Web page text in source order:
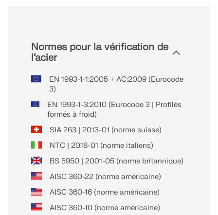
Normes pour la vérification de
l’acier
EN 1993-1-1:2005 + AC:2009 (Eurocode
3)
EN 1993-1-3:2010 (Eurocode 3 | Profilés
formés à froid)
SIA 263 | 2013-01 (norme suisse)
NTC | 2018-01 (norme italiens)
BS 5950 | 2001-05 (norme britannique)
AISC 360-22 (norme américaine)
AISC 360-16 (norme américaine)
AISC 360-10 (norme américaine)